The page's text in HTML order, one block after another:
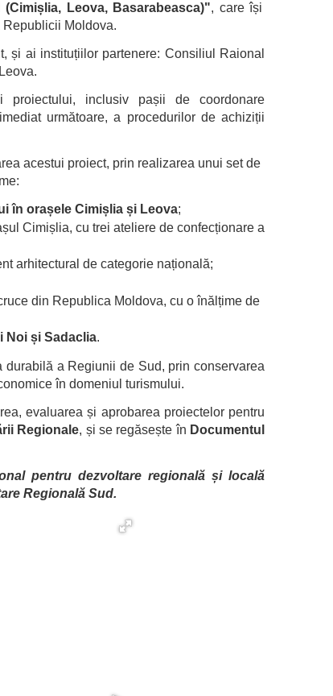
Leova, Basarabeasca)", care își
Moldova.
și ai instituțiilor partenere: Consiliul Raional
proiectului, inclusiv pașii de coordonare
următoare, a procedurilor de achiziții
acestui proiect, prin realizarea unui set de
în orașele Cimișlia și Leova;
Cimișlia, cu trei ateliere de confecționare a
arhitectural de categorie națională;
din Republica Moldova, cu o înălțime de
Noi și Sadaclia.
a Regiunii de Sud, prin conservarea
în domeniul turismului.
evaluarea și aprobarea proiectelor pentru
Regionale, și se regăsește în Documentul
pentru dezvoltare regională și locală
Regională Sud.